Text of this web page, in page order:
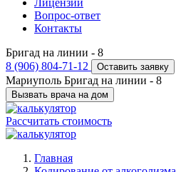
Вопрос-ответ
Контакты
Бригад на линии - 8
8 (906) 804-71-12
Оставить заявку
Мариуполь Бригад на линии - 8
Вызвать врача на дом
Рассчитать стоимость
Главная